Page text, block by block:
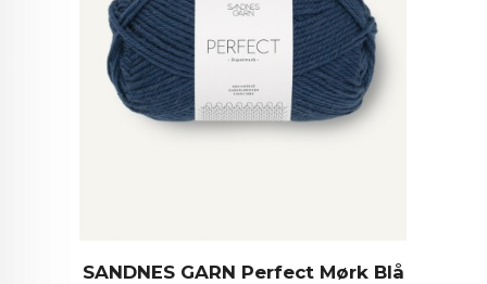
SANDNES GARN Perfect Mørk Blå